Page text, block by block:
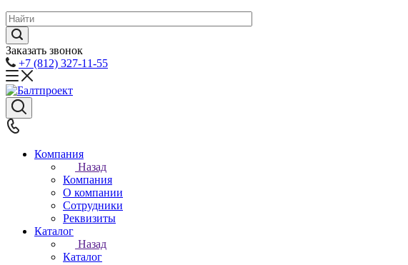
Заказать звонок
+7 (812) 327-11-55
Компания
Назад
Компания
О компании
Сотрудники
Реквизиты
Каталог
Назад
Каталог